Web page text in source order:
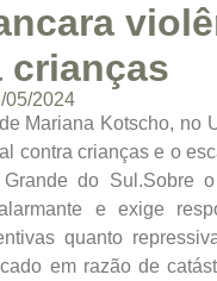
crianças
05/2024
Mariana Kotscho, no
contra crianças e o
do Sul.Sobre
e exige
quanto
em razão de